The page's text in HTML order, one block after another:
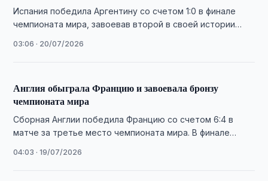
Испания победила Аргентину со счетом 1:0 в финале
чемпионата мира, завоевав второй в своей истории
03:06 · 20/07/2026
Англия обыграла Францию и завоевала бронзу
чемпионата мира
Сборная Англии победила Францию со счетом 6:4 в
матче за третье место чемпионата мира. В финале
04:03 · 19/07/2026